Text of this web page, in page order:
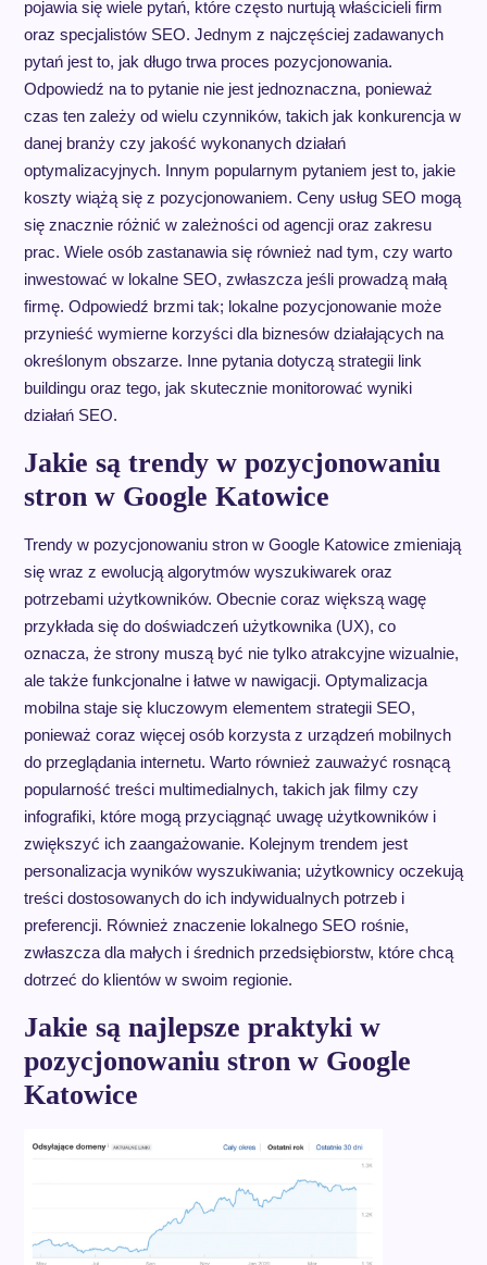
pojawia się wiele pytań, które często nurtują właścicieli firm
oraz specjalistów SEO. Jednym z najczęściej zadawanych
pytań jest to, jak długo trwa proces pozycjonowania.
Odpowiedź na to pytanie nie jest jednoznaczna, ponieważ
czas ten zależy od wielu czynników, takich jak konkurencja w
danej branży czy jakość wykonanych działań
optymalizacyjnych. Innym popularnym pytaniem jest to, jakie
koszty wiążą się z pozycjonowaniem. Ceny usług SEO mogą
się znacznie różnić w zależności od agencji oraz zakresu
prac. Wiele osób zastanawia się również nad tym, czy warto
inwestować w lokalne SEO, zwłaszcza jeśli prowadzą małą
firmę. Odpowiedź brzmi tak; lokalne pozycjonowanie może
przynieść wymierne korzyści dla biznesów działających na
określonym obszarze. Inne pytania dotyczą strategii link
buildingu oraz tego, jak skutecznie monitorować wyniki
działań SEO.
Jakie są trendy w pozycjonowaniu
stron w Google Katowice
Trendy w pozycjonowaniu stron w Google Katowice zmieniają
się wraz z ewolucją algorytmów wyszukiwarek oraz
potrzebami użytkowników. Obecnie coraz większą wagę
przykłada się do doświadczeń użytkownika (UX), co
oznacza, że strony muszą być nie tylko atrakcyjne wizualnie,
ale także funkcjonalne i łatwe w nawigacji. Optymalizacja
mobilna staje się kluczowym elementem strategii SEO,
ponieważ coraz więcej osób korzysta z urządzeń mobilnych
do przeglądania internetu. Warto również zauważyć rosnącą
popularność treści multimedialnych, takich jak filmy czy
infografiki, które mogą przyciągnąć uwagę użytkowników i
zwiększyć ich zaangażowanie. Kolejnym trendem jest
personalizacja wyników wyszukiwania; użytkownicy oczekują
treści dostosowanych do ich indywidualnych potrzeb i
preferencji. Również znaczenie lokalnego SEO rośnie,
zwłaszcza dla małych i średnich przedsiębiorstw, które chcą
dotrzeć do klientów w swoim regionie.
Jakie są najlepsze praktyki w
pozycjonowaniu stron w Google
Katowice